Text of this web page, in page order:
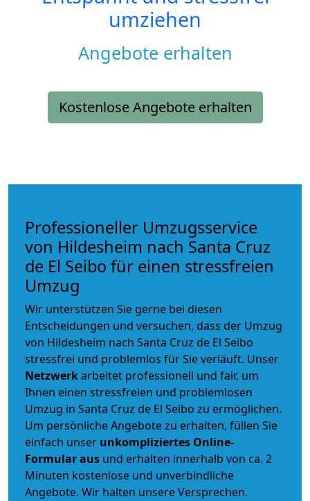
umziehen
Angebote erhalten
Kostenlose Angebote erhalten
Professioneller Umzugsservice
von Hildesheim nach Santa Cruz
de El Seibo für einen stressfreien
Umzug
Wir unterstützen Sie gerne bei diesen
Entscheidungen und versuchen, dass der Umzug
von Hildesheim nach Santa Cruz de El Seibo
stressfrei und problemlos für Sie verläuft. Unser
Netzwerkarbeitet professionell und fair, um
Ihnen einen stressfreien und problemlosen
Umzug in Santa Cruz de El Seibo zu ermöglichen.
Um persönliche Angebote zu erhalten, füllen Sie
einfach unser unkompliziertes Online-
Formular aus und erhalten innerhalb von ca. 2
Minuten kostenlose und unverbindliche
Angebote. Wir halten unsere Versprechen.